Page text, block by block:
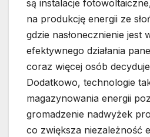
są instalacje
na produkcję energii ze
gdzie nasłonecznienie jest
efektywnego działania
coraz więcej osób
Dodatkowo, technologie
magazynowania energii
gromadzenie nadwyżek
co zwiększa niezależność